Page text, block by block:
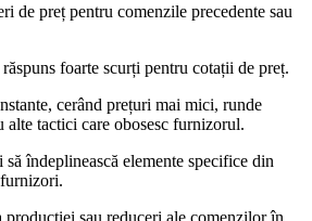
de preț pentru comenzile precedente sau
foarte scurți pentru cotații de preț.
cerând prețuri mai mici, runde
alte tactici care obosesc furnizorul.
îndeplinească elemente specifice din
sau reduceri ale comenzilor în